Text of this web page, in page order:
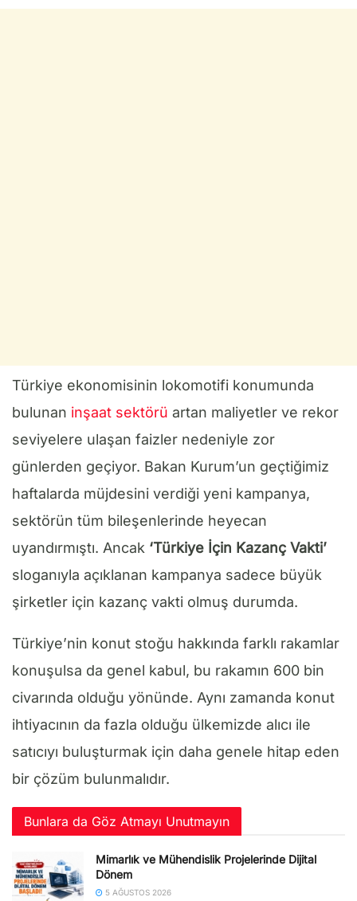
Türkiye ekonomisinin lokomotifi konumunda
bulunan inşaat sektörü artan maliyetler ve rekor
seviyelere ulaşan faizler nedeniyle zor
günlerden geçiyor. Bakan Kurum’un geçtiğimiz
haftalarda müjdesini verdiği yeni kampanya,
sektörün tüm bileşenlerinde heyecan
uyandırmıştı. Ancak ‘Türkiye İçin Kazanç Vakti’
sloganıyla açıklanan kampanya sadece büyük
şirketler için kazanç vakti olmuş durumda.
Türkiye’nin konut stoğu hakkında farklı rakamlar
konuşulsa da genel kabul, bu rakamın 600 bin
civarında olduğu yönünde. Aynı zamanda konut
ihtiyacının da fazla olduğu ülkemizde alıcı ile
satıcıyı buluşturmak için daha genele hitap eden
bir çözüm bulunmalıdır.
Bunlara da Göz Atmayı Unutmayın
Mimarlık ve Mühendislik Projelerinde Dijital
Dönem
5 AĞUSTOS 2026